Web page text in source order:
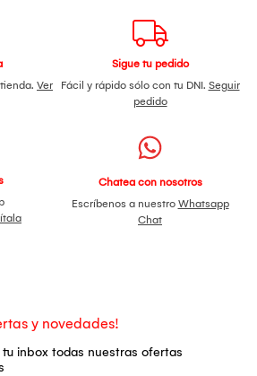
Ver
Sigue tu pedido
Fácil y rápido sólo con tu DNI. Seguir
pedido
Chatea con nosotros
Escríbenos a nuestro Whatsapp
Chat
y novedades!
inbox todas nuestras ofertas